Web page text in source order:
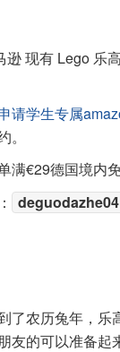
逊 现有 Lego 乐
请学生专属
满€29德国境内免
deguodazhe04
了农历兔年，乐
友的可以准备起